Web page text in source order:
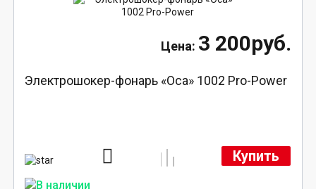
3 200руб.
Электрошокер-фонарь «Оса» 1002 Pro-Power
Купить